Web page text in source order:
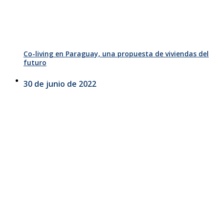
Co-living en Paraguay, una propuesta de viviendas del
futuro
30 de junio de 2022